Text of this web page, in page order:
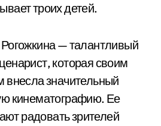
троих детей.
— талантливый
которая своим
внесла значительный
кинематографию. Ее
радовать зрителей